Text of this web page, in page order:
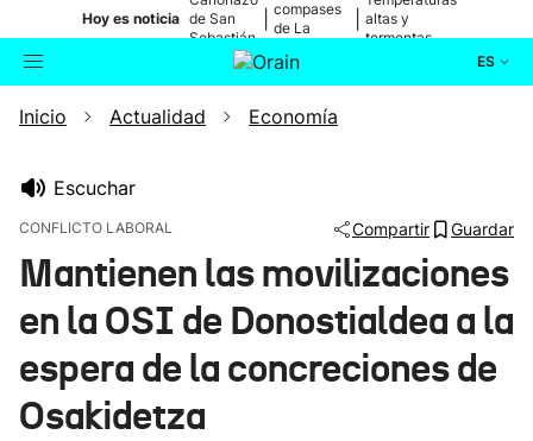
Hoy es noticia de San
Sebastián
compases
de La
altas y
tormentas
ES
Buscador Actualidad
Ikusmiran
Eguraldia
Inicio Actualidad Economía
Escuchar
CONFLICTO LABORAL Compartir Guardar
Mantienen las movilizaciones
en la OSI de Donostialdea a la
espera de la concreciones de
Osakidetza